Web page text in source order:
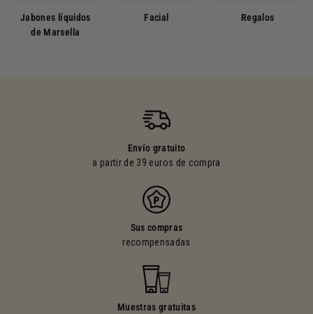
Jabones líquidos
de Marsella
Facial Regalos
Envío gratuito
a partir de 39 euros de compra
Sus compras
recompensadas
Muestras gratuitas